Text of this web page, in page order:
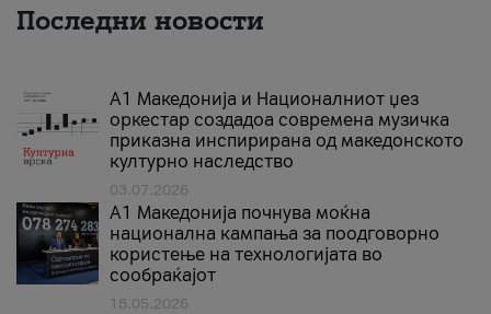
Последни новости
А1 Македонија и Националниот џез
оркестар создадоа современа музичка
приказна инспирирана од македонското
културно наследство
03.07.2026
A1 Македонија почнува моќна
национална кампања за поодговорно
користење на технологијата во
сообраќајот
18.05.2026